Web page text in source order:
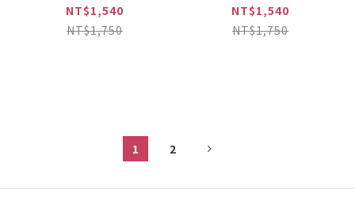
NT$1,540
NT$1,750
NT$1,540
NT$1,750
1 2